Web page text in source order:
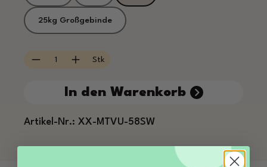
25kg Großgebinde
Produkt Anzahl: Gib den gewünschten
Stk
In den Warenkorb
Artikel-Nr.: XX-MTVU-58SW